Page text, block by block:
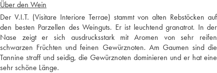
Über den Wein
Der V.I.T. (Visitare Interiore Terrae) stammt von alten Rebstöcken auf
den besten Parzellen des Weinguts. Er ist leuchtend granatrot. In der
Nase zeigt er sich ausdrucksstark mit Aromen von sehr reifen
schwarzen Früchten und feinen Gewürznoten. Am Gaumen sind die
Tannine straff und seidig, die Gewürznoten dominieren und er hat eine
sehr schöne Länge.